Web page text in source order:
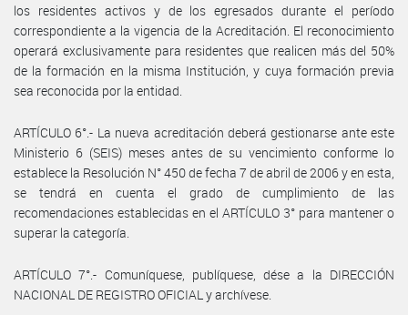
los residentes activos y de los egresados durante el período
correspondiente a la vigencia de la Acreditación. El reconocimiento
operará exclusivamente para residentes que realicen más del 50%
de la formación en la misma Institución, y cuya formación previa
sea reconocida por la entidad.
ARTÍCULO 6°.- La nueva acreditación deberá gestionarse ante este
Ministerio 6 (SEIS) meses antes de su vencimiento conforme lo
establece la Resolución N° 450 de fecha 7 de abril de 2006 y en esta,
se tendrá en cuenta el grado de cumplimiento de las
recomendaciones establecidas en el ARTÍCULO 3° para mantener o
superar la categoría.
ARTÍCULO 7°.- Comuníquese, publíquese, dése a la DIRECCIÓN
NACIONAL DE REGISTRO OFICIAL y archívese.